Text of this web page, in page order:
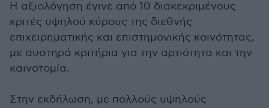
Η αξιολόγηση έγινε από 10 διακεκριμένους
κριτές υψηλού κύρους της διεθνής
επιχειρηματικής και επιστημονικής κοινότητας,
με αυστηρά κριτήρια για την αρτιότητα και την
καινοτομία.
Στην εκδήλωση, με πολλούς υψηλούς